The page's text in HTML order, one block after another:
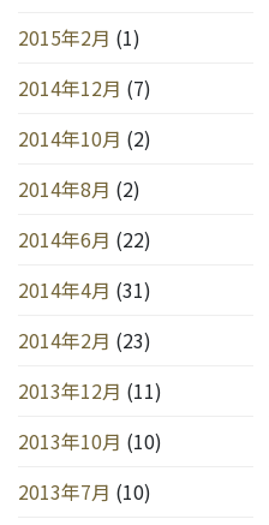
2015年2月 (1)
2014年12月 (7)
2014年10月 (2)
2014年8月 (2)
2014年6月 (22)
2014年4月 (31)
2014年2月 (23)
2013年12月 (11)
2013年10月 (10)
2013年7月 (10)